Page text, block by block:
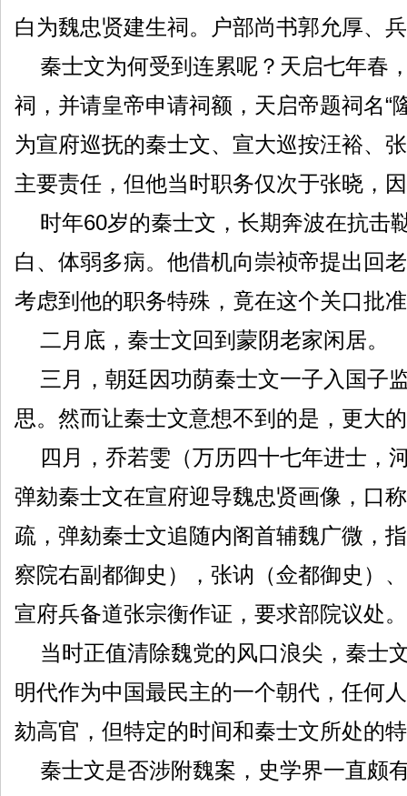
白为魏忠贤建生祠。户部尚书郭允厚
秦士文为何受到连累呢？天启七年春
祠，并请皇帝申请祠额，天启帝题祠名“
为宣府巡抚的秦士文、宣大巡按汪裕、
主要责任，但他当时职务仅次于张晓，
时年60岁的秦士文，长期奔波在抗击
白、体弱多病。他借机向崇祯帝提出回
考虑到他的职务特殊，竟在这个关口批
二月底，秦士文回到蒙阴老家闲居。
三月，朝廷因功荫秦士文一子入国子
思。然而让秦士文意想不到的是，更大
四月，乔若雯（万历四十七年进士，
弹劾秦士文在宣府迎导魏忠贤画像，口
疏，弹劾秦士文追随内阁首辅魏广微，
察院右副都御史），张讷（佥都御史）
宣府兵备道张宗衡作证，要求部院议处。
当时正值清除魏党的风口浪尖，秦士
明代作为中国最民主的一个朝代，任何
劾高官，但特定的时间和秦士文所处的
秦士文是否涉附魏案，史学界一直颇